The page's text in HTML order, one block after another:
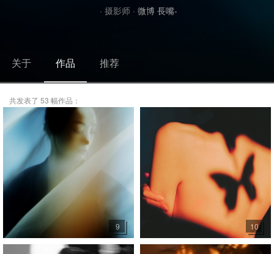
· 摄影师 · 微博 長嘴-
关于 作品 推荐
共发表了 53 幅作品：
9 10